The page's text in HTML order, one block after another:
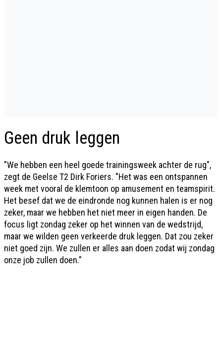
Geen druk leggen
"We hebben een heel goede trainingsweek achter de rug",
zegt de Geelse T2 Dirk Foriers. "Het was een ontspannen
week met vooral de klemtoon op amusement en teamspirit.
Het besef dat we de eindronde nog kunnen halen is er nog
zeker, maar we hebben het niet meer in eigen handen. De
focus ligt zondag zeker op het winnen van de wedstrijd,
maar we wilden geen verkeerde druk leggen. Dat zou zeker
niet goed zijn. We zullen er alles aan doen zodat wij zondag
onze job zullen doen."